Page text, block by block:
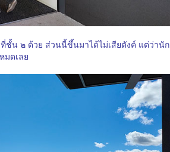
ชั้น ๒ ด้วย ส่วนนี้ขึ้นมาได้ไม่เสียตังค์ แต่ว่านัก
มดเลย